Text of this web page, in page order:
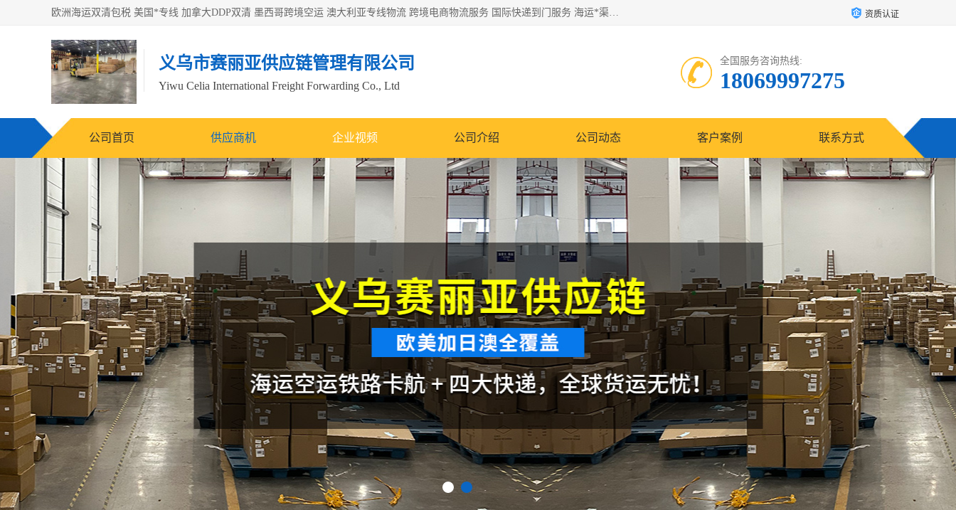
欧洲海运双清包税 美国*专线 加拿大DDP双清 墨西哥跨境空运 澳大利亚专线物流 跨境电商物流服务 国际快递到门服务 海运*渠道 一站式跨境物流解决方案 TikTok/SHEIN专线 电商平台FBA头程运输 国际铁路运输欧洲 UPS/DDHL/联邦快递跨境 美国双清到门物流 跨境*运输 资质认证
义乌市赛丽亚供应链管理有限公司
Yiwu Celia International Freight Forwarding Co., Ltd
全国服务咨询热线:
18069997275
公司首页 供应商机 企业视频 公司介绍 公司动态 客户案例 联系方式